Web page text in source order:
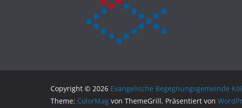
Copyright © 2026 Evangelische Begegnungsgemeinde
Theme: ColorMag von ThemeGrill. Präsentiert von